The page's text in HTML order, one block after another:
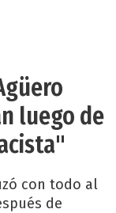
luego de
con todo al
de